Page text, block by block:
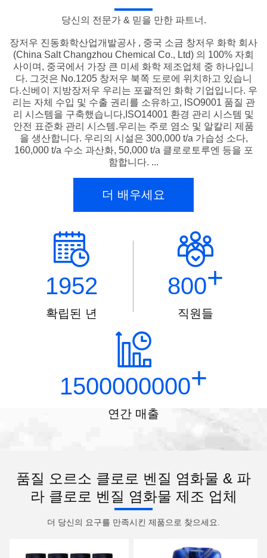
당신의 전문가 & 믿을 만한 파트너.
장저우 진동화학산업개발공사 , 중국 소금 창저우 화학 회사
(China Salt Changzhou Chemical Co., Ltd) 의 100% 자회
사이며, 중국에서 가장 큰 미세 화학 제조업체 중 하나입니
다. 그것은 No.1205 창저우 북쪽 도로에 위치하고 있습니
다.신베이 지방장저우 우리는 포괄적인 화학 기업입니다. 우
리는 자체 수입 및 수출 권리를 소유하고, ISO9001 품질 관
리 시스템을 구축했습니다,ISO14001 환경 관리 시스템 및
안전 표준화 관리 시스템.우리는 주로 염소 및 알칼리 제품
을 생산합니다. 우리의 시설은 300,000 t/a 가습성 소다,
160,000 t/a 수소 과산화, 50,000 t/a 클로로토루엔 등을 포
함합니다. ...
더 배우세요
1952
확립된 년
800+
직원들
1500000000+
연간 매출
품질 오르소 클로로 벤질 염화물 & 파
라 클로로 벤질 염화물 제조 업체
더 당신의 요구를 만족시킨 제품으로 찾으세요.